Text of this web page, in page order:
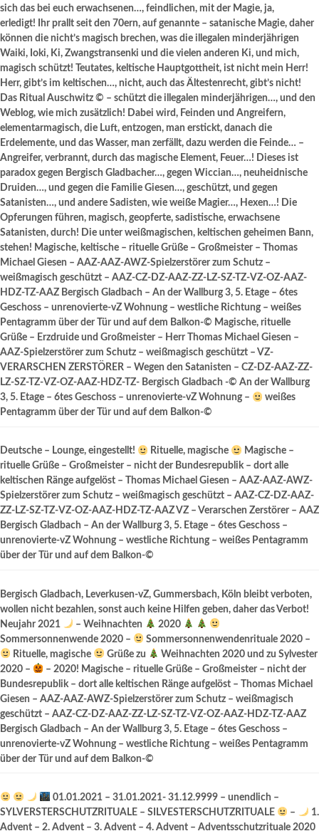
sich das bei euch erwachsenen…, feindlichen, mit der Magie, ja,
erledigt! Ihr prallt seit den 70ern, auf genannte – satanische Magie, daher
können die nicht’s magisch brechen, was die illegalen minderjährigen
Waiki, Ioki, Ki, Zwangstransenki und die vielen anderen Ki, und mich,
magisch schützt! Teutates, keltische Hauptgottheit, ist nicht mein Herr!
Herr, gibt’s im keltischen…, nicht, auch das Ältestenrecht, gibt’s nicht!
Das Ritual Auschwitz © – schützt die illegalen minderjährigen…, und den
Weblog, wie mich zusätzlich! Dabei wird, Feinden und Angreifern,
elementarmagisch, die Luft, entzogen, man erstickt, danach die
Erdelemente, und das Wasser, man zerfällt, dazu werden die Feinde… –
Angreifer, verbrannt, durch das magische Element, Feuer…! Dieses ist
paradox gegen Bergisch Gladbacher…, gegen Wiccian…, neuheidnische
Druiden…, und gegen die Familie Giesen…, geschützt, und gegen
Satanisten…, und andere Sadisten, wie weiße Magier…, Hexen…! Die
Opferungen führen, magisch, geopferte, sadistische, erwachsene
Satanisten, durch! Die unter weißmagischen, keltischen geheimen Bann,
stehen! Magische, keltische – rituelle Grüße – Großmeister – Thomas
Michael Giesen – AAZ-AAZ-AWZ-Spielzerstörer zum Schutz –
weißmagisch geschützt – AAZ-CZ-DZ-AAZ-ZZ-LZ-SZ-TZ-VZ-OZ-AAZ-
HDZ-TZ-AAZ Bergisch Gladbach – An der Wallburg 3, 5. Etage – 6tes
Geschoss – unrenovierte-vZ Wohnung – westliche Richtung – weißes
Pentagramm über der Tür und auf dem Balkon-© Magische, rituelle
Grüße – Erzdruide und Großmeister – Herr Thomas Michael Giesen –
AAZ-Spielzerstörer zum Schutz – weißmagisch geschützt – VZ-
VERARSCHEN ZERSTÖRER – Wegen den Satanisten – CZ-DZ-AAZ-ZZ-
LZ-SZ-TZ-VZ-OZ-AAZ-HDZ-TZ- Bergisch Gladbach -© An der Wallburg
3, 5. Etage – 6tes Geschoss – unrenovierte-vZ Wohnung –
weißes
Pentagramm über der Tür und auf dem Balkon-©
Deutsche – Lounge, eingestellt! Rituelle, magische
Magische –
rituelle Grüße – Großmeister – nicht der Bundesrepublik – dort alle
keltischen Ränge aufgelöst – Thomas Michael Giesen – AAZ-AAZ-AWZ-
Spielzerstörer zum Schutz – weißmagisch geschützt – AAZ-CZ-DZ-AAZ-
ZZ-LZ-SZ-TZ-VZ-OZ-AAZ-HDZ-TZ-AAZ VZ – Verarschen Zerstörer – AAZ
Bergisch Gladbach – An der Wallburg 3, 5. Etage – 6tes Geschoss –
unrenovierte-vZ Wohnung – westliche Richtung – weißes Pentagramm
über der Tür und auf dem Balkon-©
Bergisch Gladbach, Leverkusen-vZ, Gummersbach, Köln bleibt verboten,
wollen nicht bezahlen, sonst auch keine Hilfen geben, daher das Verbot!
Neujahr 2021
– Weihnachten
2020
Sommersonnenwende 2020 –
Sommersonnenwendenrituale 2020 –
Rituelle, magische
Grüße zu
Weihnachten 2020 und zu Sylvester
2020 –
– 2020! Magische – rituelle Grüße – Großmeister – nicht der
Bundesrepublik – dort alle keltischen Ränge aufgelöst – Thomas Michael
Giesen – AAZ-AAZ-AWZ-Spielzerstörer zum Schutz – weißmagisch
geschützt – AAZ-CZ-DZ-AAZ-ZZ-LZ-SZ-TZ-VZ-OZ-AAZ-HDZ-TZ-AAZ
Bergisch Gladbach – An der Wallburg 3, 5. Etage – 6tes Geschoss –
unrenovierte-vZ Wohnung – westliche Richtung – weißes Pentagramm
über der Tür und auf dem Balkon-©
01.01.2021 – 31.01.2021- 31.12.9999 – unendlich –
SYLVERSTERSCHUTZRITUALE – SILVESTERSCHUTZRITUALE
–
1.
Advent – 2. Advent – 3. Advent – 4. Advent – Adventsschutzrituale 2020